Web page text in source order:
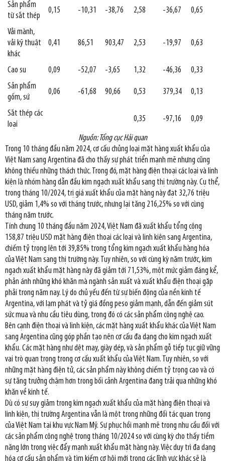
Sản phẩm
từ sắt thép
0,15 -10,31 -38,76 2,58 -36,67 0,65
Vải mành,
vải kỹ thuật
khác
0,41 86,51 903,47 2,53 -19,97 0,63
Cao su 0,09 -52,07 -3,65 1,32 -46,36
0,33
Sản phẩm
gốm, sứ
0,06 -61,68 90,66 0,53 379,34 0,13
Sắt thép các
loại
0,35 -97,16 0,09
Nguồn: Tổng cục Hải quan
Trong 10 tháng đầu năm 2024, cơ cấu chủng loại mặt hàng xuất khẩu của
Việt Nam sang Argentina đã cho thấy sự phát triển mạnh mẽ nhưng cũng
không thiếu những thách thức. Trong đó, mặt hàng điện thoại các loại và linh
kiện là nhóm hàng dẫn đầu kim ngạch xuất khẩu sang thị trường này. Cụ thể,
trong tháng 10/2024, trị giá xuất khẩu của mặt hàng này đạt 32,76 triệu
USD, giảm 1,4% so với tháng trước, nhưng lại tăng 216,25% so với cùng
tháng năm trước.
Tính chung 10 tháng đầu năm 2024, Việt Nam đã xuất khẩu tổng cộng
158,87 triệu USD mặt hàng điện thoại các loại và linh kiện sang Argentina,
chiếm tỷ trọng lên tới 39,85% trong tổng kim ngạch xuất khẩu hàng hóa
của Việt Nam sang thị trường này. Tuy nhiên, so với cùng kỳ năm trước, kim
ngạch xuất khẩu mặt hàng này đã giảm tới 71,53%, một mức giảm đáng kể,
phản ánh những khó khăn mà ngành sản xuất và xuất khẩu điện thoại gặp
phải trong năm nay. Lý do chủ yếu đến từ sự biến động của nền kinh tế
Argentina, với lạm phát và tỷ giá đồng peso giảm mạnh, dẫn đến giảm sút
sức mua và nhu cầu tiêu dùng, trong đó có các sản phẩm công nghệ cao.
Bên cạnh điện thoại và linh kiện, các mặt hàng xuất khẩu khác của Việt Nam
sang Argentina cũng góp phần tạo nên cơ cấu đa dạng cho kim ngạch xuất
khẩu. Các mặt hàng như dệt may, giày dép, và sản phẩm gỗ tiếp tục giữ vững
vai trò quan trọng trong cơ cấu xuất khẩu của Việt Nam. Tuy nhiên, so với
những mặt hàng điện tử, các sản phẩm này không chiếm tỷ trọng cao và có
sự tăng trưởng chậm hơn trong bối cảnh Argentina đang trải qua những khó
khăn về kinh tế.
Dù có sự suy giảm trong kim ngạch xuất khẩu của mặt hàng điện thoại và
linh kiện, thị trường Argentina vẫn là một trong những đối tác quan trọng
của Việt Nam tại khu vực Nam Mỹ. Sự phục hồi mạnh mẽ trong nhu cầu đối với
các sản phẩm công nghệ trong tháng 10/2024 so với cùng kỳ cho thấy tiềm
năng lớn trong việc đẩy mạnh xuất khẩu mặt hàng này. Việc duy trì đa dạng
hóa cơ cấu sản phẩm và tìm kiếm cơ hội mới trong các lĩnh vực khác sẽ là